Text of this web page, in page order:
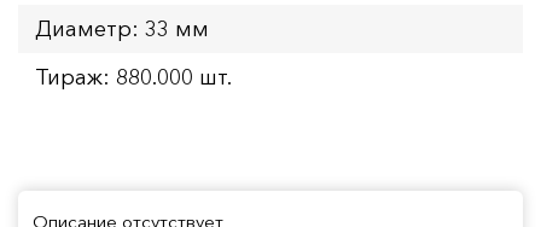
Диаметр: 33 мм
Тираж: 880.000 шт.
Описание отсутствует